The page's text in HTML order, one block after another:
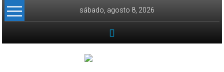
Skip to content
sábado, agosto 8, 2026